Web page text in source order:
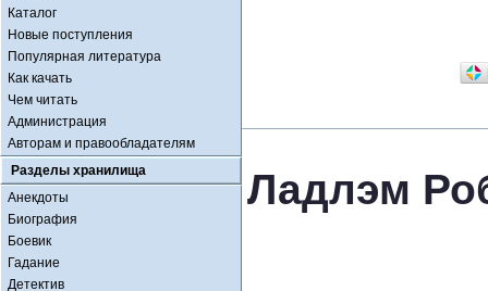
Каталог
Новые поступления
Популярная литература
Как качать
Чем читать
Администрация
Авторам и правообладателям
Разделы хранилища
Анекдоты
Биография
Боевик
Гадание
Детектив
Ладлэм